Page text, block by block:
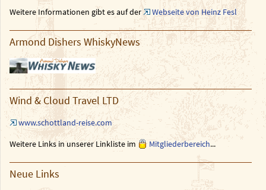
Weitere Informationen gibt es auf der
Webseite von Heinz Fesl
Armond Dishers WhiskyNews
Wind & Cloud Travel LTD
www.schottland-reise.com
Weitere Links in unserer Linkliste im
Mitgliederbereich...
Neue Links